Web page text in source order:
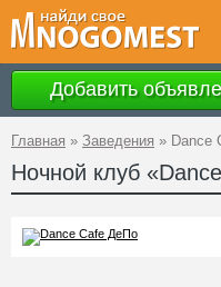
Добавить
Главная » Заведения » Dance
Ночной клуб «